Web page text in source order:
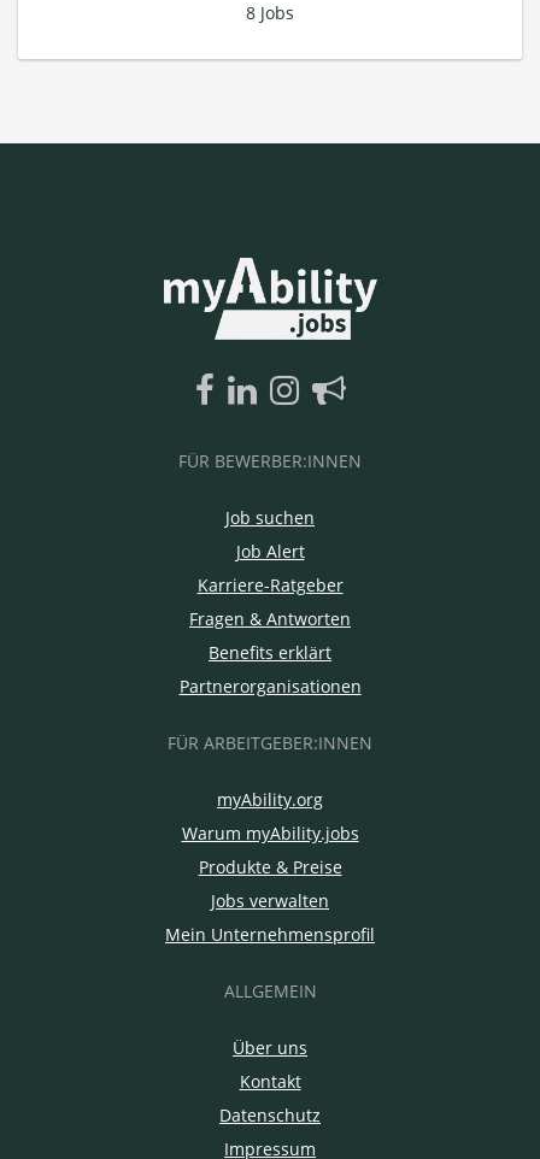
8 Jobs
FÜR BEWERBER:INNEN
Job suchen
Job Alert
Karriere-Ratgeber
Fragen & Antworten
Benefits erklärt
Partnerorganisationen
FÜR ARBEITGEBER:INNEN
myAbility.org
Warum myAbility.jobs
Produkte & Preise
Jobs verwalten
Mein Unternehmensprofil
ALLGEMEIN
Über uns
Kontakt
Datenschutz
Impressum